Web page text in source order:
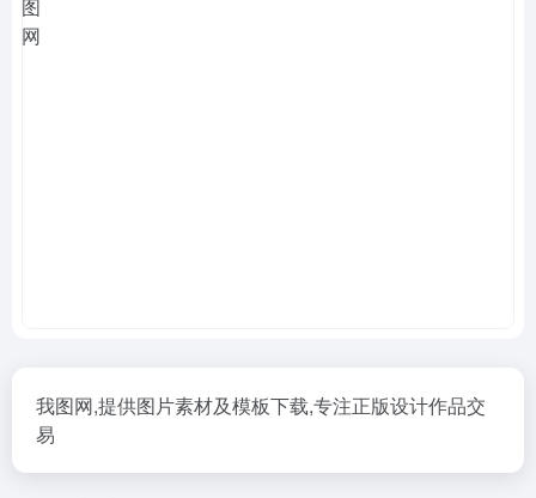
我图网,提供图片素材及模板下载,专注正版设计作品交
易